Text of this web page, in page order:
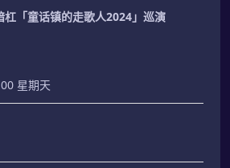
杠「童话镇的走歌人2024」巡演
星期天